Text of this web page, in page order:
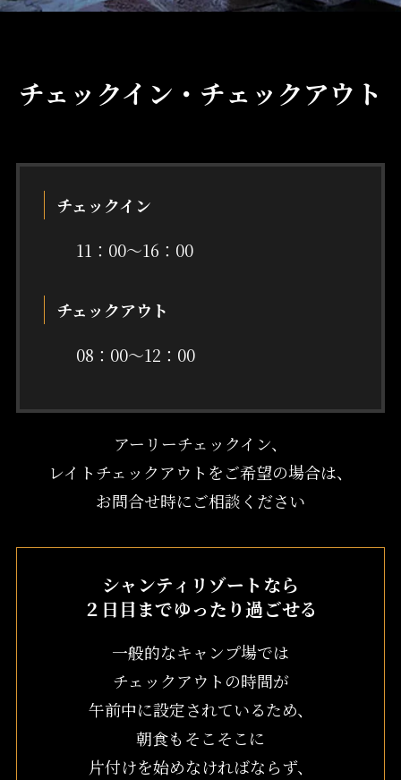
チェックイン・チェックアウト
チェックイン
11：00〜16：00
チェックアウト
08：00〜12：00
アーリーチェックイン、
レイトチェックアウトをご希望の場合は、
お問合せ時にご相談ください
シャンティリゾートなら
２日目までゆったり過ごせる
一般的なキャンプ場では
チェックアウトの時間が
午前中に設定されているため、
朝食もそこそこに
片付けを始めなければならず、